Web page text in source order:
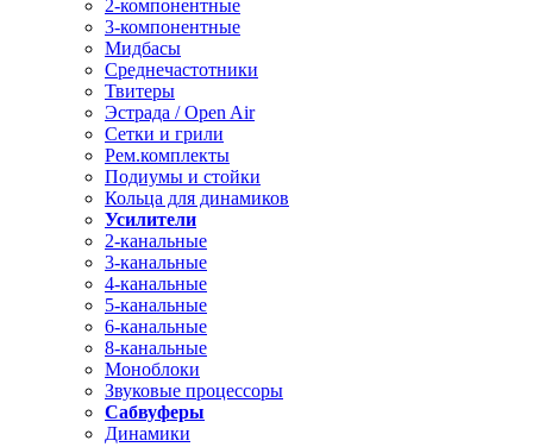
2-компонентные
3-компонентные
Мидбасы
Среднечастотники
Твитеры
Эстрада / Open Air
Сетки и грили
Рем.комплекты
Подиумы и стойки
Кольца для динамиков
Усилители
2-канальные
3-канальные
4-канальные
5-канальные
6-канальные
8-канальные
Моноблоки
Звуковые процессоры
Сабвуферы
Динамики